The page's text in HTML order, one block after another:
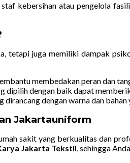
kebersihan atau pengelola
tetapi juga memiliki dampak
membedakan peran dan
dipilih dengan baik dapat
dirancang dengan warna dan
Jakartauniform
sakit yang berkualitas dan
Jakarta Tekstil, sehingga